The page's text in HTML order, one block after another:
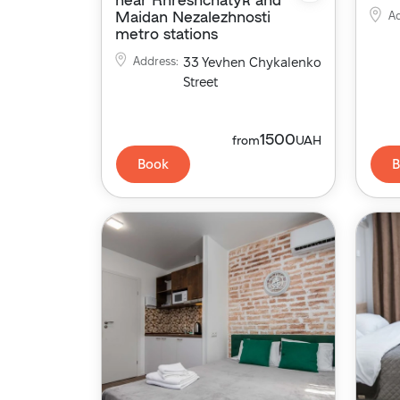
Maidan Nezalezhnosti
metro stations
Address: 33 Yevhen Chykalenko
Street
from1500UAH
Book